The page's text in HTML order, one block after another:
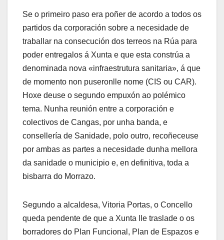
Se o primeiro paso era poñer de acordo a todos os
partidos da corporación sobre a necesidade de
traballar na consecución dos terreos na Rúa para
poder entregalos á Xunta e que esta constrúa a
denominada nova «infraestrutura sanitaria», á que
de momento non puseronlle nome (CIS ou CAR).
Hoxe deuse o segundo empuxón ao polémico
tema. Nunha reunión entre a corporación e
colectivos de Cangas, por unha banda, e
consellería de Sanidade, polo outro, recoñeceuse
por ambas as partes a necesidade dunha mellora
da sanidade o municipio e, en definitiva, toda a
bisbarra do Morrazo.
Segundo a alcaldesa, Vitoria Portas, o Concello
queda pendente de que a Xunta lle traslade o os
borradores do Plan Funcional, Plan de Espazos e